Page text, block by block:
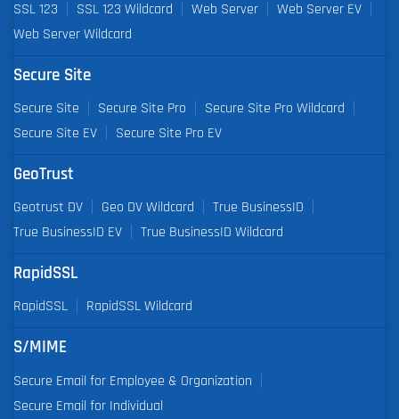
SSL 123 SSL 123 Wildcard Web Server
Web Server EV
Web Server Wildcard
Secure Site
Secure Site Secure Site Pro
Secure Site Pro Wildcard
Secure Site EV
Secure Site Pro EV
GeoTrust
Geotrust DV Geo DV Wildcard
True BusinessID
True BusinessID EV
True BusinessID Wildcard
RapidSSL
RapidSSL RapidSSL Wildcard
S/MIME
Secure Email for Employee & Organization
Secure Email for Individual